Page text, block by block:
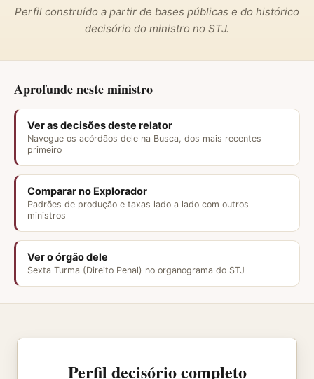
Perfil construído a partir de bases públicas e do histórico
decisório do ministro no STJ.
Aprofunde neste ministro
Ver as decisões deste relator
Navegue os acórdãos dele na Busca, dos mais recentes
primeiro
Comparar no Explorador
Padrões de produção e taxas lado a lado com outros
ministros
Ver o órgão dele
Sexta Turma (Direito Penal) no organograma do STJ
Perfil decisório completo